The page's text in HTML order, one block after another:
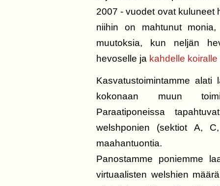
2007 - vuodet ovat kuluneet
niihin on mahtunut monia,
muutoksia, kun neljän
hevoselle ja kahdelle koiralle
Kasvatustoimintamme alati
kokonaan muun
Paraatiponeissa
welshponien (sektiot A,
maahantuontia.
Panostamme poniemme
virtuaalisten welshien